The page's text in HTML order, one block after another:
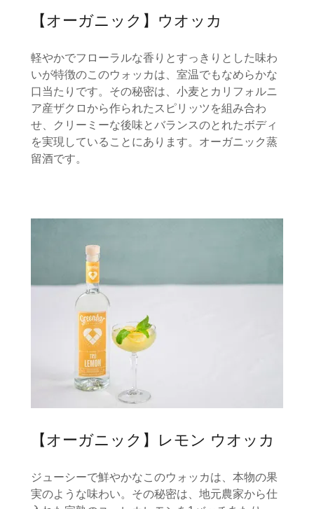
【オーガニック】ウオッカ
軽やかでフローラルな香りとすっきりとした味わ
いが特徴のこのウォッカは、室温でもなめらかな
口当たりです。その秘密は、小麦とカリフォルニ
ア産ザクロから作られたスピリッツを組み合わ
せ、クリーミーな後味とバランスのとれたボディ
を実現していることにあります。オーガニック蒸
留酒です。
【オーガニック】レモン ウオッカ
ジューシーで鮮やかなこのウォッカは、本物の果
実のような味わい。その秘密は、地元農家から仕